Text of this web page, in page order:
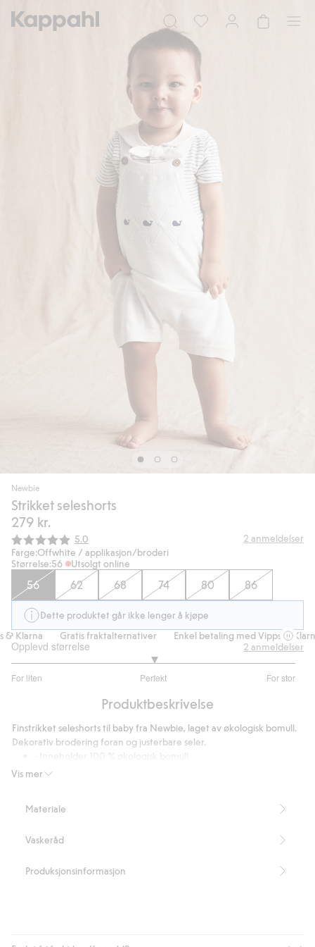
Newbie
Strikket seleshorts
279 kr.
Gjennomsnittskarakter:
5.0 2 anmeldelser
Farge:Offwhite / applikasjon/broderi
Størrelse:56 Utsolgt online
56 62 68 74 80 86
Dette produktet går ikke lenger å kjøpe
Klarna
Gratis fraktalternativer Enkel betaling med Vipps & Klarna
Opplevd størrelse
For liten Perfekt For stor
av
2
stemmer
2 anmeldelser
Produktbeskrivelse
Vis mer
Finstrikket seleshorts til baby fra Newbie, laget av økologisk bomull.
Dekorativ brodering foran og justerbare seler.
- GOTS-sertifisert: USB TEXT2007
Organic cotton – GOTS
Materiale
Vaskeråd
Produksjonsinformasjon